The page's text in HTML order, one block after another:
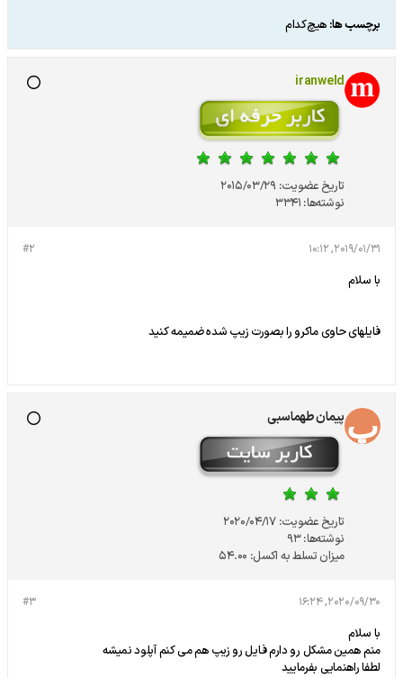
برچسب ها: هیچ‌کدام
iranweld
تاریخ عضویت: 2015/03/29
نوشته‌ها: 3341
#2 2019/01/31, 10:12
با سلام
فایلهای حاوی ماکرو را بصورت زیپ شده ضمیمه کنید
پیمان طهماسبی
تاریخ عضویت: 2020/04/17
نوشته‌ها:93
میزان تسلط به اکسل: 54.00
#3 2020/09/30, 16:24
با سلام
منم همین مشکل رو دارم فایل رو زیپ هم می کنم آپلود نمیشه
لطفا راهنمایی بفرمایید